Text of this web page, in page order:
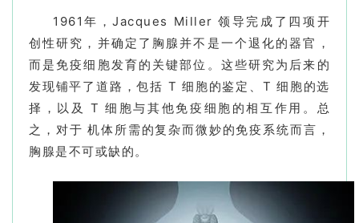
1961年，Jacques Miller 领导完成了四项开
创性研究，并确定了胸腺并不是一个退化的器官，
而是免疫细胞发育的关键部位。这些研究为后来的
发现铺平了道路，包括 T 细胞的鉴定、T 细胞的选
择，以及 T 细胞与其他免疫细胞的相互作用。总
之，对于 机体所需的复杂而微妙的免疫系统而言，
胸腺是不可或缺的。